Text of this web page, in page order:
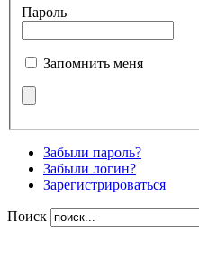
Пароль
Запомнить меня
Забыли пароль?
Забыли логин?
Зарегистрироваться
Поиск